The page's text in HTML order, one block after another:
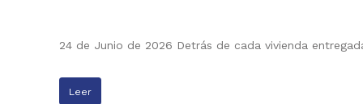
24 de Junio de 2026 Detrás de cada vivienda
Leer